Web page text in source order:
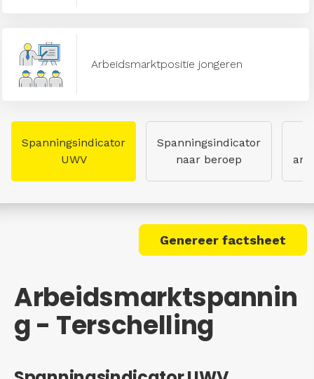
Arbeidsmarktpositie jongeren
Spanningsindicator
UWV
Spanningsindicator
naar beroep
Genereer factsheet
Arbeidsmarktspannin
g - Terschelling